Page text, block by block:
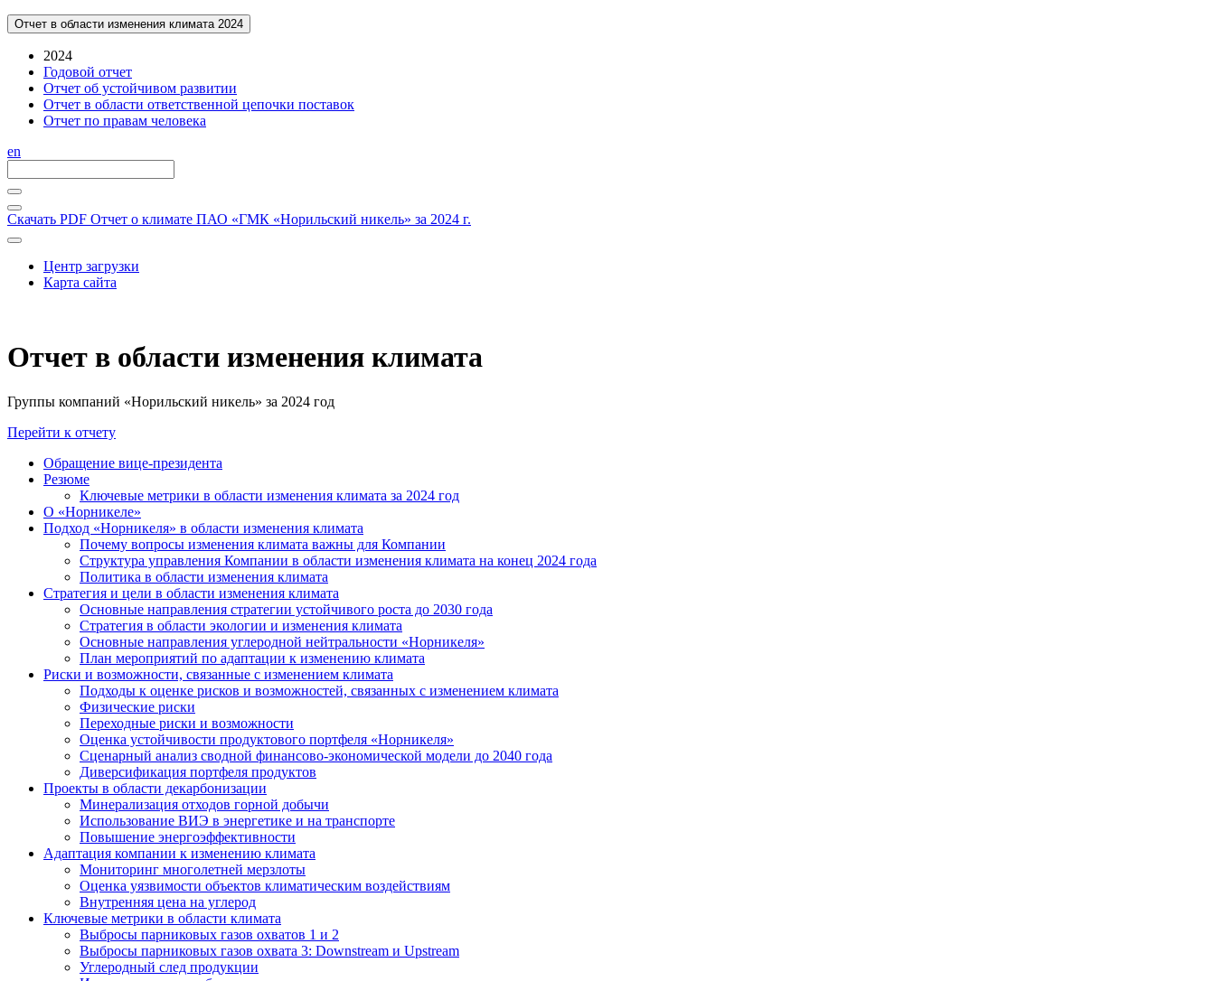
Отчет в области изменения климата 2024
2024
Годовой отчет
Отчет об устойчивом развитии
Отчет в области ответственной цепочки поставок
Отчет по правам человека
en
Скачать PDF Отчет о климате ПАО «ГМК «Норильский никель» за 2024 г.
Центр загрузки
Карта сайта
Отчет в области изменения климата
Группы компаний «Норильский никель» за 2024 год
Перейти к отчету
Обращение вице-президента
Резюме
Ключевые метрики в области изменения климата за 2024 год
О «Норникеле»
Подход «Норникеля» в области изменения климата
Почему вопросы изменения климата важны для Компании
Структура управления Компании в области изменения климата на конец 2024 года
Политика в области изменения климата
Стратегия и цели в области изменения климата
Основные направления стратегии устойчивого роста до 2030 года
Стратегия в области экологии и изменения климата
Основные направления углеродной нейтральности «Норникеля»
План мероприятий по адаптации к изменению климата
Риски и возможности, связанные с изменением климата
Подходы к оценке рисков и возможностей, связанных с изменением климата
Физические риски
Переходные риски и возможности
Оценка устойчивости продуктового портфеля «Норникеля»
Сценарный анализ сводной финансово-экономической модели до 2040 года
Диверсификация портфеля продуктов
Проекты в области декарбонизации
Минерализация отходов горной добычи
Использование ВИЭ в энергетике и на транспорте
Повышение энергоэффективности
Адаптация компании к изменению климата
Мониторинг многолетней мерзлоты
Оценка уязвимости объектов климатическим воздействиям
Внутренняя цена на углерод
Ключевые метрики в области климата
Выбросы парниковых газов охватов 1 и 2
Выбросы парниковых газов охвата 3: Downstream и Upstream
Углеродный след продукции